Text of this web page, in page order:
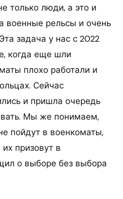
только люди, а это и
военные рельсы и очень
задача у нас с 2022
когда еще шли
плохо работали и
Сейчас
и пришла очередь
Мы же понимаем,
пойдут в военкоматы,
призовут в
о выборе без выбора